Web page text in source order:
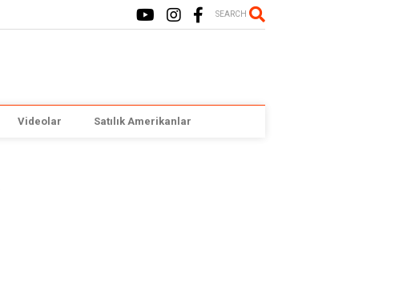
SEARCH
Videolar Satılık Amerikanlar